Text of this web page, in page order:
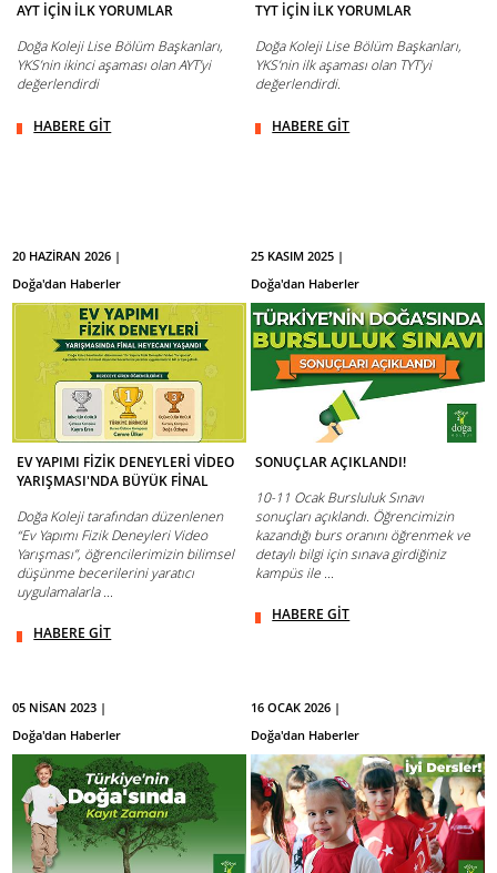
AYT İÇİN İLK YORUMLAR
Doğa Koleji Lise Bölüm Başkanları,
YKS’nin ikinci aşaması olan AYT’yi
değerlendirdi
HABERE GİT
TYT İÇİN İLK YORUMLAR
Doğa Koleji Lise Bölüm Başkanları,
YKS’nin ilk aşaması olan TYT’yi
değerlendirdi.
HABERE GİT
20 HAZİRAN 2026 |
Doğa'dan Haberler
EV YAPIMI FİZİK DENEYLERİ VİDEO
YARIŞMASI'NDA BÜYÜK FİNAL
Doğa Koleji tarafından düzenlenen
“Ev Yapımı Fizik Deneyleri Video
Yarışması”, öğrencilerimizin bilimsel
düşünme becerilerini yaratıcı
uygulamalarla ...
HABERE GİT
25 KASIM 2025 |
Doğa'dan Haberler
SONUÇLAR AÇIKLANDI!
10-11 Ocak Bursluluk Sınavı
sonuçları açıklandı. Öğrencimizin
kazandığı burs oranını öğrenmek ve
detaylı bilgi için sınava girdiğiniz
kampüs ile ...
HABERE GİT
05 NİSAN 2023 |
Doğa'dan Haberler
16 OCAK 2026 |
Doğa'dan Haberler